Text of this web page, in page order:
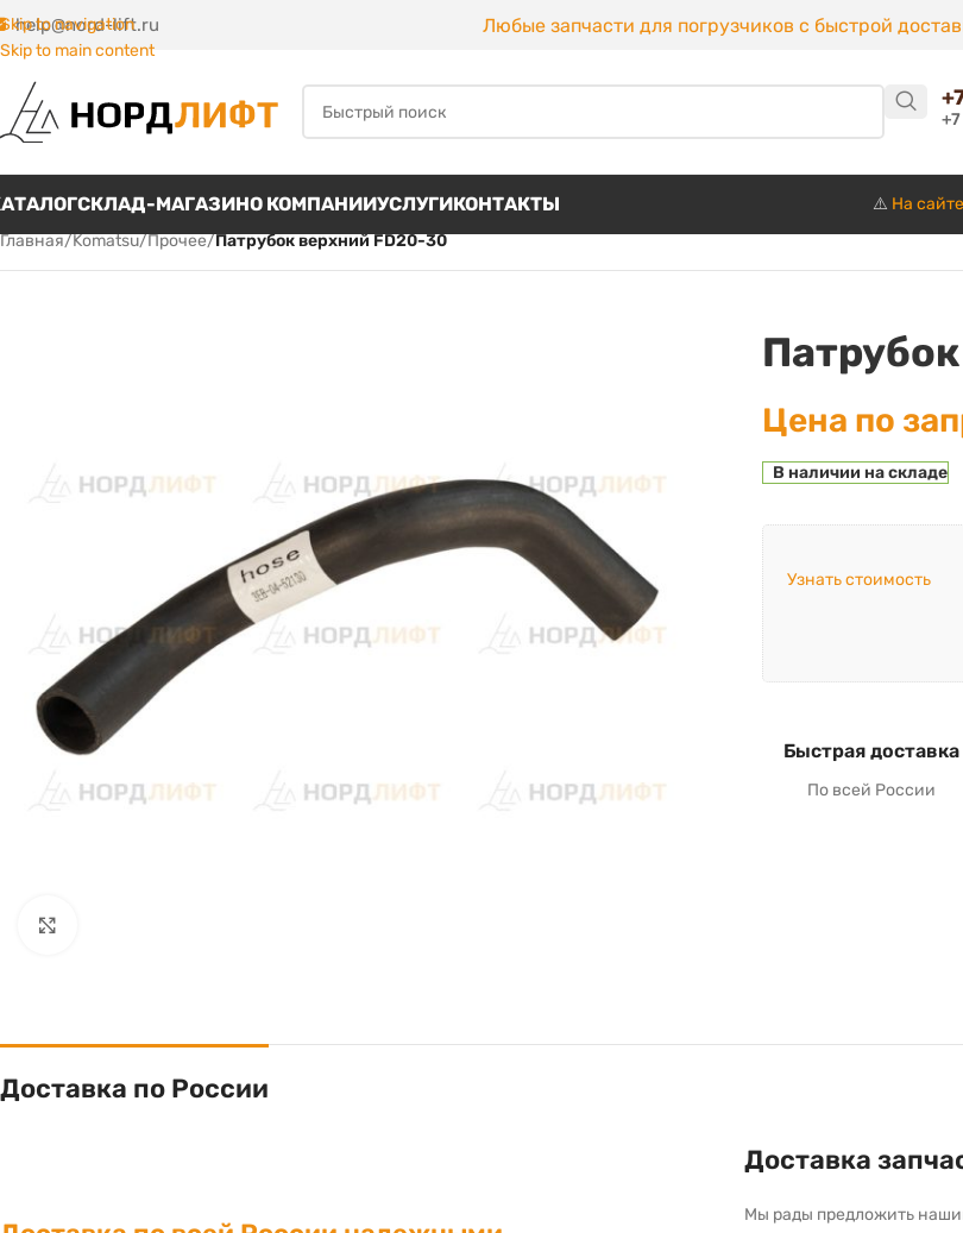
Skip to navigation
Skip to main content
help@nord-lift.ru Любые запчасти для погрузчиков с быстрой
СКЛАД-МАГАЗИНО КОМПАНИИУСЛУГИКОНТАКТЫ ⚠️ На
Главная/Komatsu/Прочее/Патрубок верхний FD20-30
Цена по
В наличии на складе
Узнать стоимость
Быстрая доставка
По всей России
Доставка по России
Доставка
Мы рады предложить